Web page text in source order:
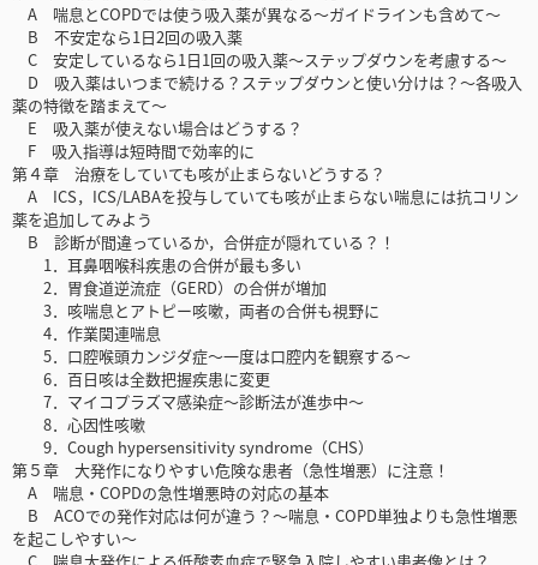
A 喘息とCOPDでは使う吸入薬が異なる～ガイドラインも含めて～
B 不安定なら1日2回の吸入薬
C 安定しているなら1日1回の吸入薬～ステップダウンを考慮する～
D 吸入薬はいつまで続ける？ステップダウンと使い分けは？～各吸入
薬の特徴を踏まえて～
E 吸入薬が使えない場合はどうする？
F 吸入指導は短時間で効率的に
第４章 治療をしていても咳が止まらないどうする？
A ICS，ICS/LABAを投与していても咳が止まらない喘息には抗コリン
薬を追加してみよう
B 診断が間違っているか，合併症が隠れている？！
1．耳鼻咽喉科疾患の合併が最も多い
2．胃食道逆流症（GERD）の合併が増加
3．咳喘息とアトピー咳嗽，両者の合併も視野に
4．作業関連喘息
5．口腔喉頭カンジダ症～一度は口腔内を観察する～
6．百日咳は全数把握疾患に変更
7．マイコプラズマ感染症～診断法が進歩中～
8．心因性咳嗽
9．Cough hypersensitivity syndrome（CHS）
第５章 大発作になりやすい危険な患者（急性増悪）に注意！
A 喘息・COPDの急性増悪時の対応の基本
B ACOでの発作対応は何が違う？～喘息・COPD単独よりも急性増悪
を起こしやすい～